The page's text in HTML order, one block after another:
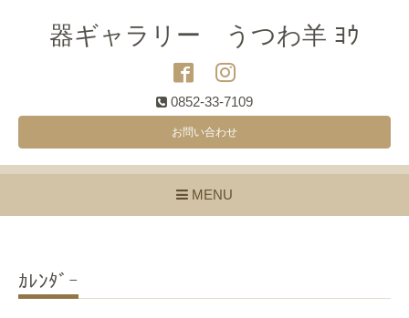
器ギャラリー うつわ羊 ﾖｳ
0852-33-7109
お問い合わせ
MENU
ｶﾚﾝﾀﾞｰ